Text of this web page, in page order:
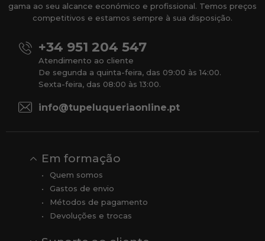
gama ao seu alcance económico e profissional. Temos preços
competitivos e estamos sempre à sua disposição.
+34 951 204 547
Atendimento ao cliente
De segunda a quinta-feira, das 09:00 às 14:00.
Sexta-feira, das 08:00 às 13:00.
info@tupeluqueriaonline.pt
Em formação
Quem somos
Gastos de envio
Métodos de pagamento
Devoluções e trocas